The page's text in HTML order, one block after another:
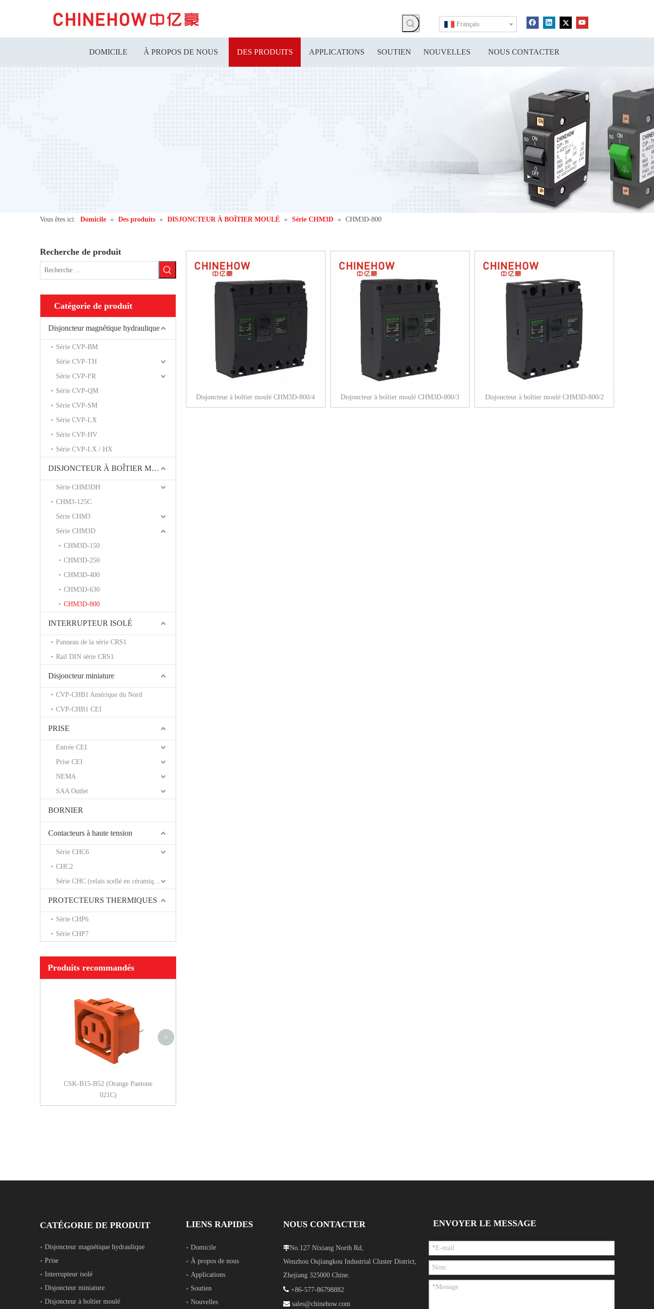
Français
DOMICILE À PROPOS DE NOUS DES PRODUITS APPLICATIONS SOUTIEN NOUVELLES NOUS CONTACTER
Vous êtes ici: Domicile » Des produits » DISJONCTEUR À BOÎTIER MOULÉ » Série CHM3D » CHM3D-800
Recherche de produit
Catégorie de produit
Disjoncteur magnétique hydraulique
Série CVP-BM
Série CVP-TH
Série CVP-FR
Série CVP-QM
Série CVP-SM
Série CVP-LX
Série CVP-HV
Série CVP-LX / HX
DISJONCTEUR À BOÎTIER MOULÉ
Série CHM3DH
CHM3-125C
Série CHM3
Série CHM3D
CHM3D-150
CHM3D-250
CHM3D-400
CHM3D-630
CHM3D-800
INTERRUPTEUR ISOLÉ
Panneau de la série CRS1
Rail DIN série CRS1
Disjoncteur miniature
CVP-CHB1 Amérique du Nord
CVP-CHB1 CEI
PRISE
Entrée CEI
Prise CEI
NEMA
SAA Outlet
BORNIER
Contacteurs à haute tension
Série CHC6
CHC2
Série CHC (relais scellé en céramique)
PROTECTEURS THERMIQUES
Série CHP6
Série CHP7
Produits recommandés
CSK-B15-B52 (Orange Pantone
021C)
>
Disjoncteur à boîtier moulé CHM3D-800/4 Disjoncteur à boîtier moulé CHM3D-800/3 Disjoncteur à boîtier moulé CHM3D-800/2
CATÉGORIE DE PRODUIT
Disjoncteur magnétique hydraulique
Prise
Interrupteur isolé
Disjoncteur miniature
Disjoncteur à boîtier moulé
LIENS RAPIDES
Domicile
À propos de nous
Applications
Soutien
Nouvelles
NOUS CONTACTER
No.127 Nixiang North Rd,
Wenzhou Oujiangkou Industrial Cluster District,
Zhejiang 325000 Chine.
 +86-577-86798882
 sales@chinehow.com
ENVOYER LE MESSAGE